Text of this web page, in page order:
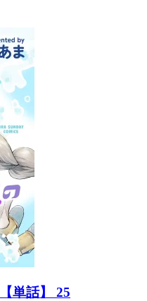
単話】 25